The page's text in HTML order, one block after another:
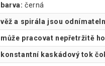
barva: černá
věž a spirála jsou
může pracovat nepřetržitě
konstantní kaskádový tok